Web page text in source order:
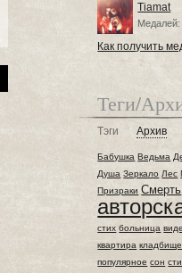
Tiamat
Медалей:
Как получить
Теги/
Тэги Архив
Бабушка Ведьма
Душа Зеркало Лес
Призраки Смерть
стих больница
квартира кладбище
популярное сон